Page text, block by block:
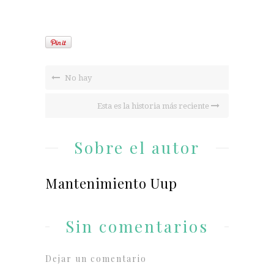
No hay
Esta es la historia más reciente
Sobre el autor
Mantenimiento Uup
Sin comentarios
Dejar un comentario